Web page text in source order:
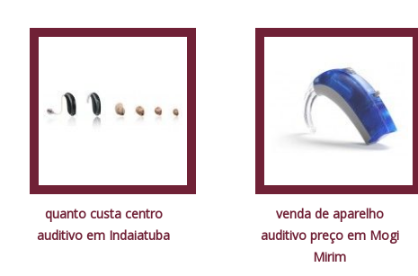
quanto custa centro
auditivo em Indaiatuba
venda de aparelho
auditivo preço em Mogi
Mirim